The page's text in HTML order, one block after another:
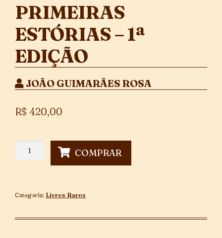
PRIMEIRAS
ESTÓRIAS – 1ª
EDIÇÃO
JOÃO GUIMARÃES ROSA
R$ 420,00
quantidade
COMPRAR
Categoria: Livros Raros